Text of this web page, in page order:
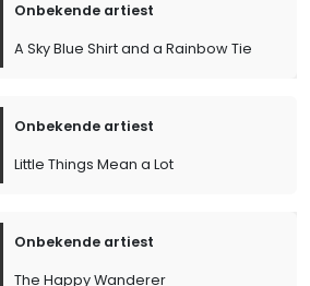
Onbekende artiest
A Sky Blue Shirt and a Rainbow Tie
Onbekende artiest
Little Things Mean a Lot
Onbekende artiest
The Happy Wanderer